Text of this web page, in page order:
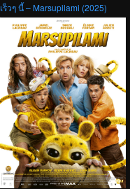
เร็วๆ นี้ – Marsupilami (2025)